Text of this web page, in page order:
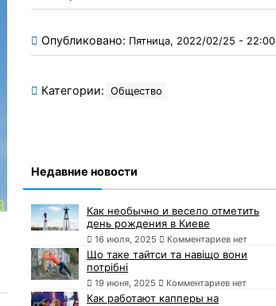
Опубликовано: Пятница, 2022/02/25 - 22:00
Категории: Общество
Недавние новости
Как необычно и весело отметить
день рождения в Киеве
16 июля, 2025 Комментариев нет
Що таке тайтси та навіщо вони
потрібні
19 июня, 2025 Комментариев нет
Как работают капперы на